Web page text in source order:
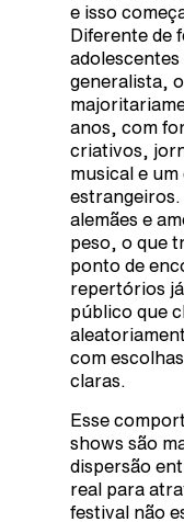
e isso
Diferente de
generalista,
anos, com
criativos,
musical e
estrangeiros.
alemães e
peso, o que
ponto de
repertórios
público que
com
claras.
Esse
shows são
dispersão
real para
festival não